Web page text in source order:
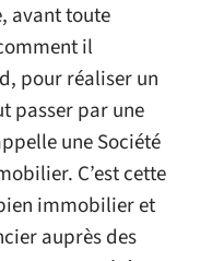
avant toute
il
pour réaliser un
passer par une
une Société
C’est cette
immobilier et
auprès des